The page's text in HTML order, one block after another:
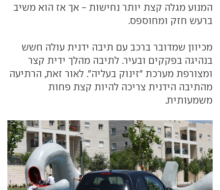
המנוע מגלה קצת יותר נחישות - אך אז הוא משיב
ברעש חזק ומחוספס.
מכיוון שמדובר ברכב עם תיבה ידנית עולה חשש
בנהיגה בפקקים ובעיר. לתיבה מהלך ידית קצר
ומצורפת מערכת "זינוק בעליה". לאור זאת, הרתיעה
מהתיבה הידנית צריכה להיות קצת פחות
משמעותית.